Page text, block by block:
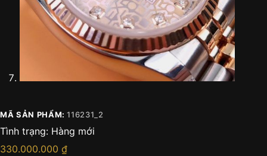
MÃ SẢN PHẨM:116231_2
Tình trạng: Hàng mới
330.000.000 ₫